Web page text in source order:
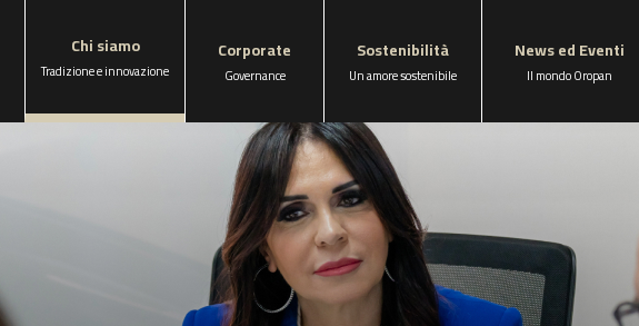
Chi siamo
Tradizione e innovazione
Corporate
Governance
Sostenibilità
Un amore sostenibile
News ed Eventi
Il mondo Oropan